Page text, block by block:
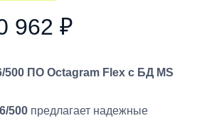
962 ₽
500 ПО Octagram Flex с БД MS
500 предлагает надежные